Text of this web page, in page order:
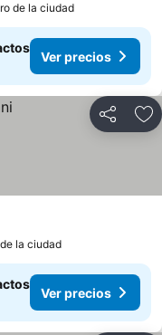
de la ciudad
Ver precios
Compartir
la ciudad
Ver precios